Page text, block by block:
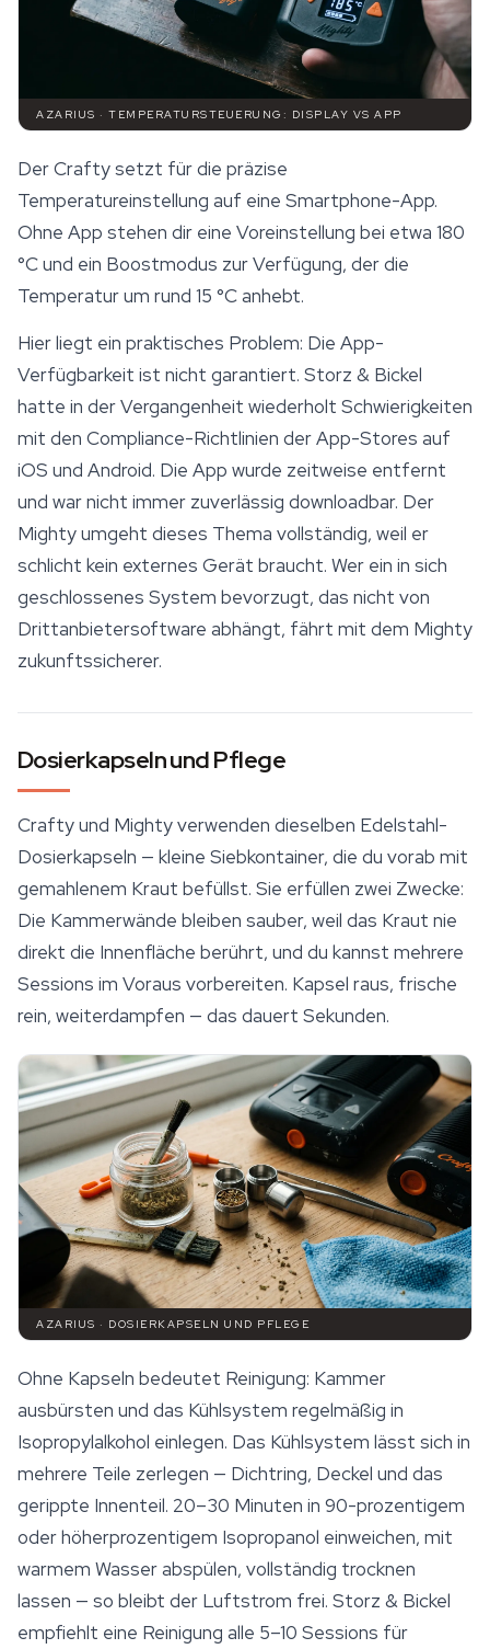
AZARIUS · TEMPERATURSTEUERUNG: DISPLAY VS APP
Der Crafty setzt für die präzise
Temperatureinstellung auf eine Smartphone-App.
Ohne App stehen dir eine Voreinstellung bei etwa 180
°C und ein Boostmodus zur Verfügung, der die
Temperatur um rund 15 °C anhebt.
Hier liegt ein praktisches Problem: Die App-
Verfügbarkeit ist nicht garantiert. Storz & Bickel
hatte in der Vergangenheit wiederholt Schwierigkeiten
mit den Compliance-Richtlinien der App-Stores auf
iOS und Android. Die App wurde zeitweise entfernt
und war nicht immer zuverlässig downloadbar. Der
Mighty umgeht dieses Thema vollständig, weil er
schlicht kein externes Gerät braucht. Wer ein in sich
geschlossenes System bevorzugt, das nicht von
Drittanbietersoftware abhängt, fährt mit dem Mighty
zukunftssicherer.
Dosierkapseln und Pflege
Crafty und Mighty verwenden dieselben Edelstahl-
Dosierkapseln — kleine Siebkontainer, die du vorab mit
gemahlenem Kraut befüllst. Sie erfüllen zwei Zwecke:
Die Kammerwände bleiben sauber, weil das Kraut nie
direkt die Innenfläche berührt, und du kannst mehrere
Sessions im Voraus vorbereiten. Kapsel raus, frische
rein, weiterdampfen — das dauert Sekunden.
AZARIUS · DOSIERKAPSELN UND PFLEGE
Ohne Kapseln bedeutet Reinigung: Kammer
ausbürsten und das Kühlsystem regelmäßig in
Isopropylalkohol einlegen. Das Kühlsystem lässt sich in
mehrere Teile zerlegen — Dichtring, Deckel und das
gerippte Innenteil. 20–30 Minuten in 90-prozentigem
oder höherprozentigem Isopropanol einweichen, mit
warmem Wasser abspülen, vollständig trocknen
lassen — so bleibt der Luftstrom frei. Storz & Bickel
empfiehlt eine Reinigung alle 5–10 Sessions für